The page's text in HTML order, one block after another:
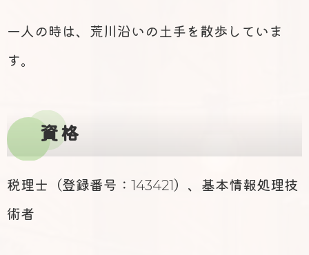
一人の時は、荒川沿いの土手を散歩していま
す。
資格
税理士（登録番号：143421）、基本情報処理技
術者